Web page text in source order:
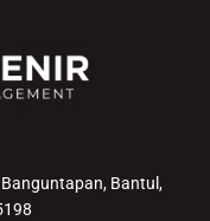
Bantul,